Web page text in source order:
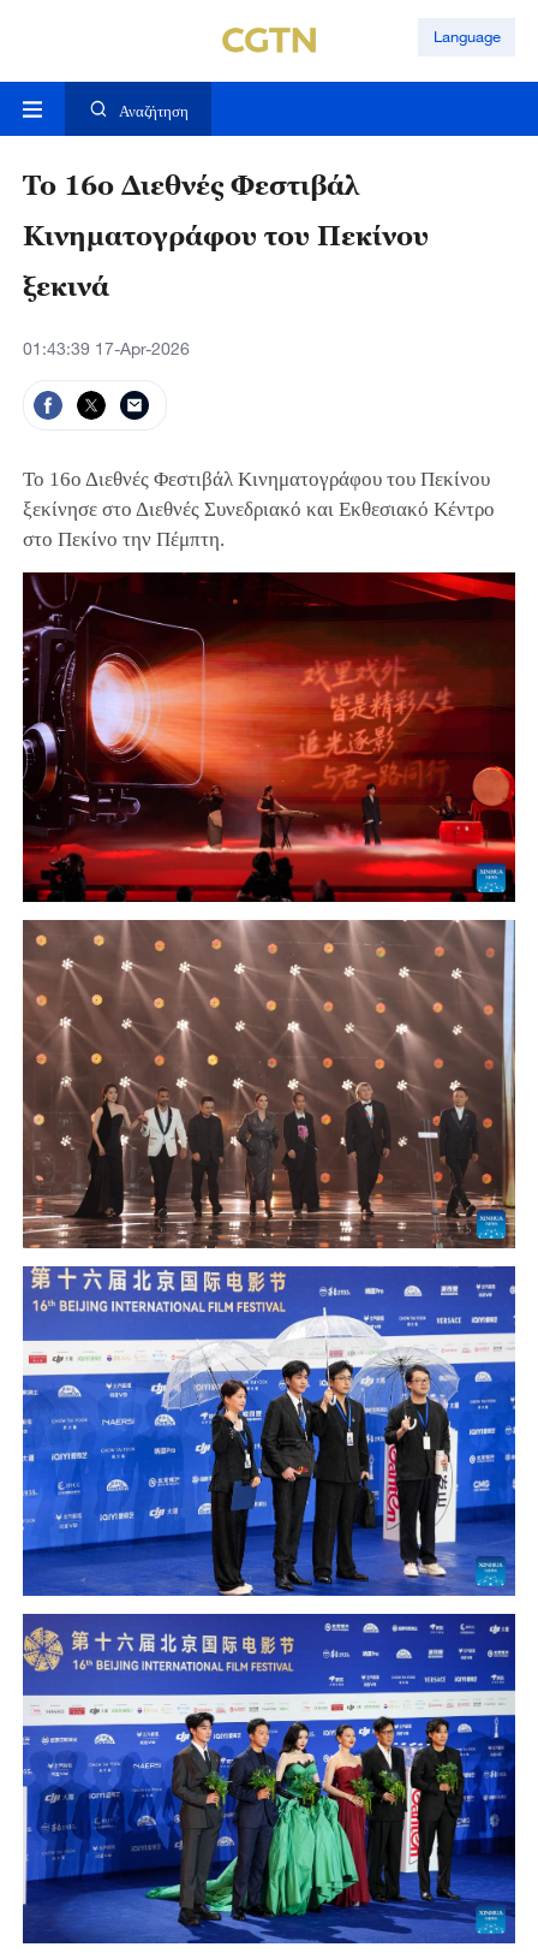
Language
Αναζήτηση
Το 16ο Διεθνές Φεστιβάλ
Κινηματογράφου του Πεκίνου
ξεκινά
01:43:39 17-Apr-2026
Το 16ο Διεθνές Φεστιβάλ Κινηματογράφου του Πεκίνου
ξεκίνησε στο Διεθνές Συνεδριακό και Εκθεσιακό Κέντρο
στο Πεκίνο την Πέμπτη.